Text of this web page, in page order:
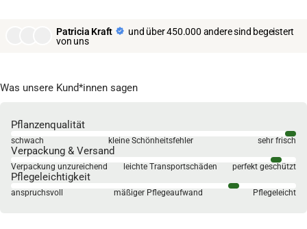
Patricia Kraft
und über 450.000 andere sind begeistert
von uns
Was unsere Kund*innen sagen
Pflanzenqualität
schwach kleine Schönheitsfehler sehr frisch
Verpackung & Versand
Verpackung unzureichend leichte Transportschäden perfekt geschützt
Pflegeleichtigkeit
anspruchsvoll mäßiger Pflegeaufwand Pflegeleicht